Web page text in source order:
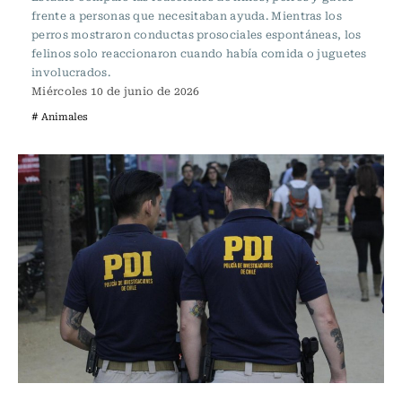
frente a personas que necesitaban ayuda. Mientras los
perros mostraron conductas prosociales espontáneas, los
felinos solo reaccionaron cuando había comida o juguetes
involucrados.
Miércoles 10 de junio de 2026
# Animales